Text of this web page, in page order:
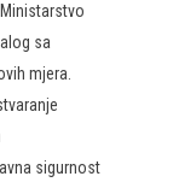
sa
mjera.
sigurnost